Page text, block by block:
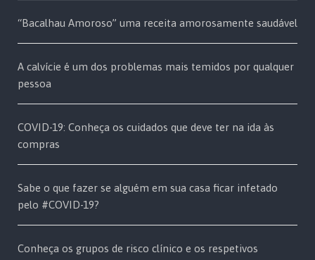
“Bacalhau Amoroso” uma receita amorosamente saudável
A calvície é um dos problemas mais temidos por qualquer
pessoa
COVID-19: Conheça os cuidados que deve ter na ida às
compras
Sabe o que fazer se alguém em sua casa ficar infetado
pelo #COVID-19?
Conheça os grupos de risco clínico e os respetivos